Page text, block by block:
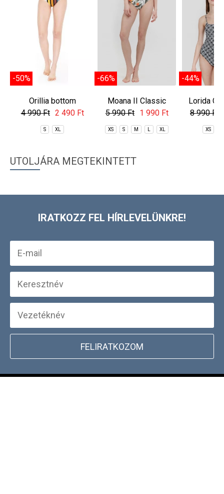
-50%
Orillia bottom
4 990 Ft 2 490 Ft
S XL
-66%
Moana II Classic
Bottom
5 990 Ft 1 990 Ft
XS S M XL
-44%
Lorida
8 990 Ft
XS
UTOLJÁRA MEGTEKINTETT
IRATKOZZ FEL HÍRLEVELÜNKRE!
FELIRATKOZOM